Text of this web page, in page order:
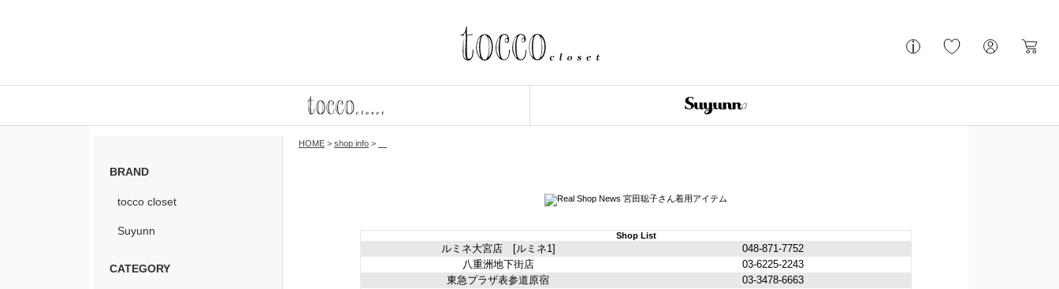
BRAND
tocco closet
Suyunn
CATEGORY
HOME > shop info >
Shop List
ルミネ大宮店 [ルミネ1]
048-871-7752
八重洲地下街店
03-6225-2243
東急プラザ表参道原宿
03-3478-6663